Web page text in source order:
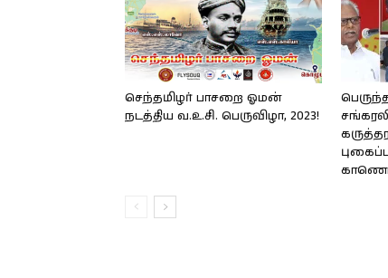
செந்தமிழர் பாசறை ஓமன்
நடத்திய வ.உ.சி. பெருவிழா, 2023!